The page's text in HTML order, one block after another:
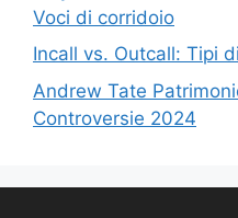
Voci di corridoio
Incall vs. Outcall: Tipi
Andrew Tate
Controversie 2024